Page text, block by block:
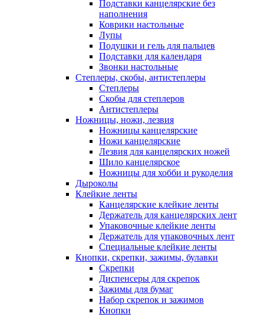
Подставки канцелярские без
наполнения
Коврики настольные
Лупы
Подушки и гель для пальцев
Подставки для календаря
Звонки настольные
Степлеры, скобы, антистеплеры
Степлеры
Скобы для степлеров
Антистеплеры
Ножницы, ножи, лезвия
Ножницы канцелярские
Ножи канцелярские
Лезвия для канцелярских ножей
Шило канцелярское
Ножницы для хобби и рукоделия
Дыроколы
Клейкие ленты
Канцелярские клейкие ленты
Держатель для канцелярских лент
Упаковочные клейкие ленты
Держатель для упаковочных лент
Специальные клейкие ленты
Кнопки, скрепки, зажимы, булавки
Скрепки
Диспенсеры для скрепок
Зажимы для бумаг
Набор скрепок и зажимов
Кнопки